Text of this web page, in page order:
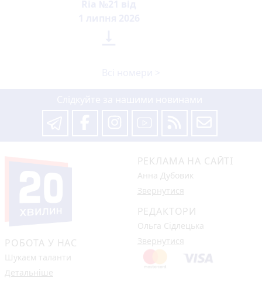
РОБОТА У НАС
Шукаєм таланти
Детальніше
РЕКЛАМА НА САЙТІ
Анна Дубовик
Звернутися
РЕДАКТОРИ
Ольга Сідлецька
Звернутися